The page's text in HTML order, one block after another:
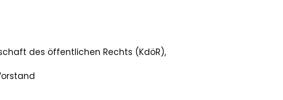
des öffentlichen Rechts (KdöR),